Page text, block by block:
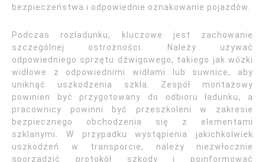
bezpieczeństwa i odpowiednie oznakowanie pojazdów.
Podczas rozładunku, kluczowe jest zachowanie
szczególnej ostrożności. Należy używać
odpowiedniego sprzętu dźwigowego, takiego jak wózki
widłowe z odpowiednimi widłami lub suwnice, aby
uniknąć uszkodzenia szkła. Zespół montażowy
powinien być przygotowany do odbioru ładunku, a
pracownicy powinni być przeszkoleni w zakresie
bezpiecznego obchodzenia się z elementami
szklanymi. W przypadku wystąpienia jakichkolwiek
uszkodzeń w transporcie, należy niezwłocznie
sporządzić protokół szkody i poinformować